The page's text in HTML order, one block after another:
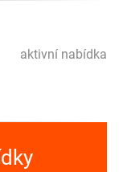
aktivní nabídka